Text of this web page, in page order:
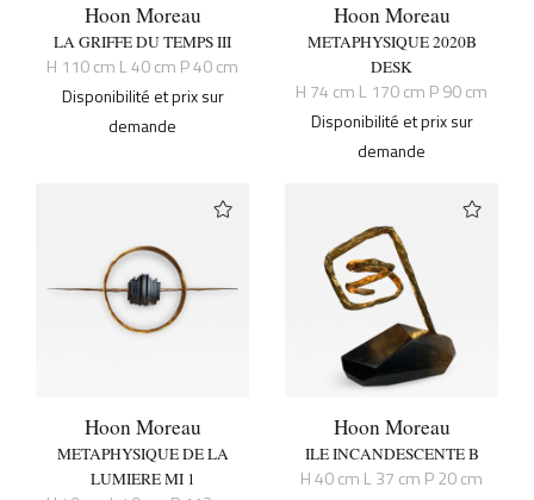
Hoon Moreau
LA GRIFFE DU TEMPS III
H 110 cm L 40 cm P 40 cm
Disponibilité et prix sur
demande
Hoon Moreau
METAPHYSIQUE 2020B
DESK
H 74 cm L 170 cm P 90 cm
Disponibilité et prix sur
demande
Hoon Moreau
METAPHYSIQUE DE LA
LUMIERE MI 1
Hoon Moreau
ILE INCANDESCENTE B
H 40 cm L 37 cm P 20 cm